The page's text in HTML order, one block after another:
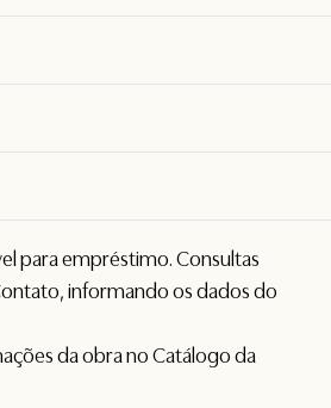
para empréstimo. Consultas
, informando os dados do
da obra no Catálogo da